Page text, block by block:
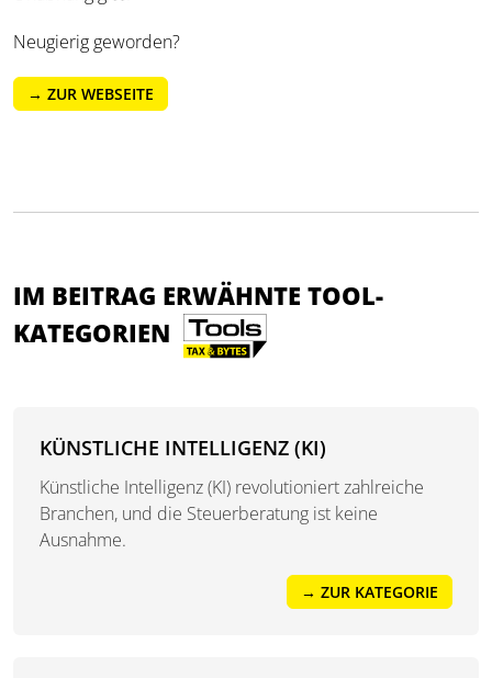
Neugierig geworden?
→ ZUR WEBSEITE
IM BEITRAG ERWÄHNTE TOOL-
KATEGORIEN
KÜNSTLICHE INTELLIGENZ (KI)
Künstliche Intelligenz (KI) revolutioniert zahlreiche
Branchen, und die Steuerberatung ist keine
Ausnahme.
→ ZUR KATEGORIE